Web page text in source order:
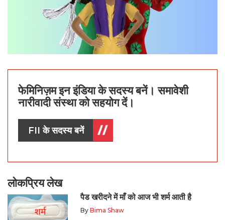
फेमिनिज़म इन इंडिया के सदस्य बनें। समावेशी
नारीवादी संस्था को सहयोग दें।
FII के सदस्य बनें
लोकप्रिय लेख
पैड खरीदने में माँ को आज भी शर्म आती है
By Bima Shaw